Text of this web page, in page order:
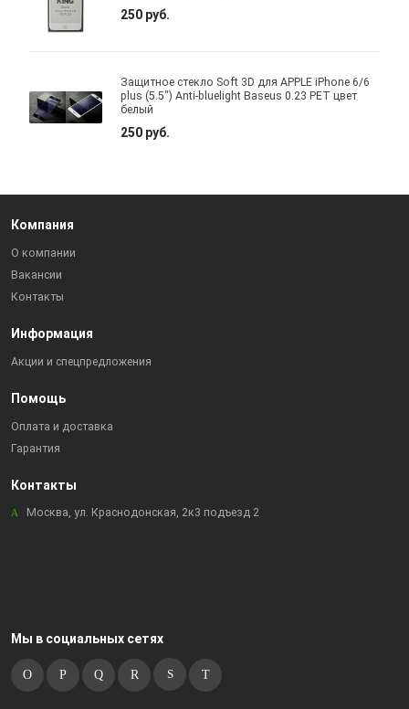
250 руб.
Защитное стекло Soft 3D для APPLE iPhone 6/6
plus (5.5") Anti-bluelight Baseus 0.23 PET цвет
белый
250 руб.
Компания
О компании
Вакансии
Контакты
Информация
Акции и спецпредложения
Помощь
Оплата и доставка
Гарантия
Контакты
Москва, ул. Краснодонская, 2к3 подъезд 2
Мы в социальных сетях